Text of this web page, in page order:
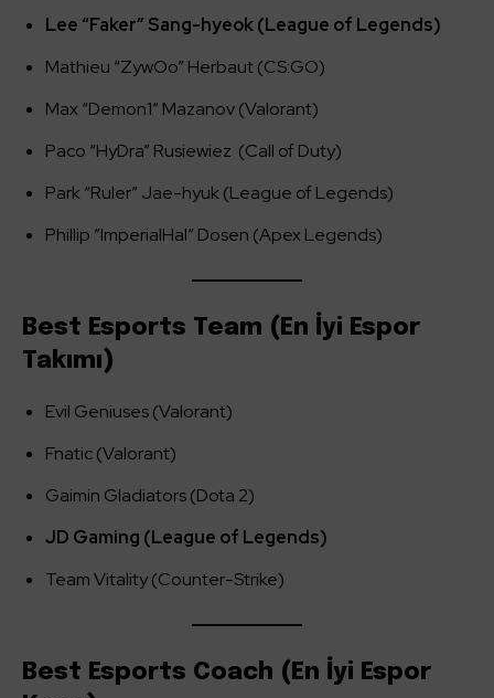
Lee “Faker” Sang-hyeok (League of Legends)
Mathieu “ZywOo” Herbaut (CS:GO)
Max “Demon1” Mazanov (Valorant)
Paco “HyDra” Rusiewiez (Call of Duty)
Park “Ruler” Jae-hyuk (League of Legends)
Phillip ”ImperialHal” Dosen (Apex Legends)
Best Esports Team (En İyi Espor
Takımı)
Evil Geniuses (Valorant)
Fnatic (Valorant)
Gaimin Gladiators (Dota 2)
JD Gaming (League of Legends)
Team Vitality (Counter-Strike)
Best Esports Coach (En İyi Espor